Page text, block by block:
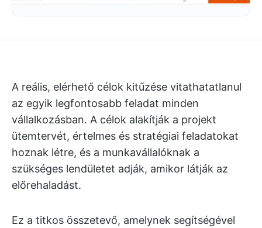
A reális, elérhető célok kitűzése vitathatatlanul
az egyik legfontosabb feladat minden
vállalkozásban. A célok alakítják a projekt
ütemtervét, értelmes és stratégiai feladatokat
hoznak létre, és a munkavállalóknak a
szükséges lendületet adják, amikor látják az
előrehaladást.
Ez a titkos összetevő, amelynek segítségével